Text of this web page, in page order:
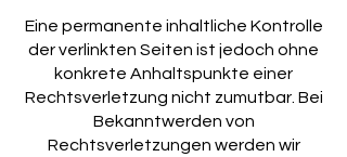
Eine permanente inhaltliche Kontrolle
der verlinkten Seiten ist jedoch ohne
konkrete Anhaltspunkte einer
Rechtsverletzung nicht zumutbar. Bei
Bekanntwerden von
Rechtsverletzungen werden wir